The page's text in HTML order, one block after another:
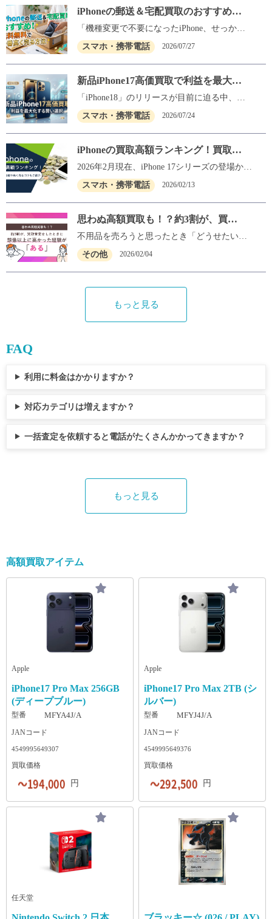
hone16が高く売れる場所はどこ？」と疑問に
思う方は非常に多いはずです。とくに、iPhon
e16（512GB）などの大容量モデルは元の端末
代金が高いため、売却先を一つ間違えるだけ
で数万円もの損をしてしまうケースも珍しく
ありません。 ネット上にはさまざまなiPhone1
6の高額買取ランキングがあふれていますが、
買取価格は日々激しく変動しているため、記
事に載っている過去の価格を鵜呑みにするの
は実はとても危険です。かといって、自分で1
店舗ずつiPhone16の買取比較をするのは、非
常に面倒で時間がかかりますよね。 そこで本
記事では、現在のiPhone16の容量別買取相場
をサクッと解説するとともに、面倒な比較や
交渉を一切せずに「今、あなたのiPhoneを一
番高く買い取ってくれる優良店」を1秒で見つ
ける裏ワザをご紹介します。 この記事を読め
ば、手間をかけずに最高値でiPhone16を売却
する方法がすぐにわかりますよ！ iPhone16を
売る相場はいくらですか？512GBなど容量別
の買取目安 iPhone16を売却するにあたって、
まず気になるのが「今、自分のモデルがいく
らで売れるのか」という具体的な相場ですよ
ね。 一般的に、スマホの買取価格は「本体の
まります。まずは現在の市場における全体的
2,000円前後 256GB 115,000円 〜 122,000円前
ジ） 新品・未使用品の相場 128GB 102,000円
円前後 512GB 115,000円 〜 137,000円前後 ※2
026年7月23日時点 iPhone16 Pro 容量（ストレ
00円前後 512GB 160,000円 〜 200,000円前後 1
TB 170,000円 〜 220,000円前後 ※2026年7月23
新品・未使用品の相場 256GB 150,000円 〜 19
モデルでも、状態が良ければ数千円以上の差
まで「現時点での平均的な目安」に過ぎませ
ん。 iPhone16（512GB）など大容量モデルは
高く売れる？ 結論から言うと、512GBなどの
大容量モデルは、128GBや256GBに比べて買
取金額が大幅に高くなります。 もともとの定
価が高いことに加え、動画撮影やアプリの普
及で大容量スマホの需要は常に高いため、買
取店側も積極的に高値で引き取りたい傾向に
際には以下の注意点もあります。 値下がり幅
が急激 新機種の流通や市場在庫の増加によっ
て、容量の大きいモデルほど買取相場が数千
円〜数万円単位で急落しやすい。 店舗ごとの
価格差が激しい 「大容量モデルを歓迎して高
く買う店」と「在庫リスクを恐れて安めに査
one16高額買取ランキングより最高値ナビの一
括比較が最強 ネットでiPhone16の高額買取ラ
ンキングと検索すると、おすすめの買取業者
をまとめた記事がたくさん出てきます。しか
し、それらの記事に載っている買取価格や順
位をそのまま信じて査定に出すのは、実はあ
まりおすすめできません。 本当に1円でも高
く、そしてラクに売りたいのであれば、一括
比較サイトツールである「最高値ナビ」を使
うのが最も賢い選択肢です。その圧倒的なメ
iPhoneの郵送＆宅配買取のおすすめ！
送料無料で一番高く売る方法
「機種変更で不要になったiPhone、せっかく
なら1円でも高く売りたいけれど、わざわざ店
舗に持っていくのは面倒くさい……」 とお悩
みではありませんか？ そんな方にピッタリな
のが、自宅にいながら手軽に現金化できる
「宅配（郵送）買取」です。 しかし、顔の見
えない郵送での買い取りでは、「送料や手数
料で結局損をしない？」「梱包はどうすれば
いいの？」といった不安もつきものですよ
ね。 そこで本記事では、数ある業者の中から
「送料無料」で「一番高く、安全に売る方
法」を徹底解説します。 高く売れる！「宅配
買取」のメリット 手数料0円！損しない「業
者の選び方」 減額回避！必須の「事前準備と
梱包手順」 この記事を読めば、初めての郵送
買取でも迷うことなく、一番お得かつ安全にi
Phoneを手放すことができます。さっそく、あ
なたにピッタリの売り方を見つけていきまし
ょう！ iPhone買取は宅配（郵送）で！「最高
値」の業者を探す方法 お住まいの地域に関わ
らず、全国で一番高く売れる場所を選べるの
が「宅配（郵送）買取」の最大のメリットで
傾向にあります。 しかし、数ある業者の中か
活用する 「少しでも高く売りたい！」と思っ
全国の優良業者がまとまっている比較サイト
です。モデルや容量ごとの相場を一覧でチェ
ックできるため、今どこにiPhoneの郵送買取
店舗に絞り込む どれだけ高い査定額が提示さ
れても、送料や手数料が自己負担だと最終的
な手元に残る金額（手取り）が減ってしまい
ます。そのため、iPhoneの買い取り送料無料
ット（段ボールや緩衝材）を自宅まで送って
心です。 実績やクチコミ（安全性）を確認し
て最終決定する 候補が絞れたら、最後にその
業者の実績を確認しましょう。iPhoneの買取
での郵送の取引は顔が見えない分、「専用ツ
ールでデータ消去を確実に行ってくれるか」
「査定から入金までのスピードは速いか」と
いった安全性が重要になります。大手の有名
店や、セキュリティ基準を満たしている業者
なら、大切なスマホも安心して任せられま
す。 一番高く売れる業者を今すぐチェック！
全国の優良なiPhone買取業者を比較や検討を
したい方は、以下の店舗一覧ページから、あ
なたにピッタリの「最高値」の業者を探して
を運ばなくても、今やiPhoneの買い取りを郵
送で依頼して手放すのが賢い選択として主流
になりつつあります。なぜ実店舗に持ち込む
よりもお得で便利なのか、その2つの大きな理
由を解説します。 自宅から一歩も出ずにすべ
て完結する iPhoneの買取宅配の最大の魅力
は、圧倒的な手軽さです。近くに買取店舗が
ない方や、日中忙しくて営業時間内にお店に
行けない方でも、24時間いつでもネットから
申し込みができます。 「自分で段ボールを用
意するのは面倒…」と、iPhoneの買取郵送や
スマホ・携帯電話 2026/07/27
新品iPhone17高価買取で利益を最大化
する賢い選択
「iPhone18」のリリースが目前に迫る中、あ
るいは発売直後の現在、手元にある新品の「i
Phone17」を「いつ売るのが正解？」「少しで
も高く売り抜けたい」とお悩みではないでし
ょうか？ 新型iPhone18の発売を控え、現行モ
デルの買取相場が1年で最も激しく変動する時
期を迎えています。とくに現在は、「新型が
出る前の今すぐ売るべきか」「それとも発表
を待つべきか」と売却のタイミングに悩む方
が急増しています。実は、発売前のこの判断
次第で、手元に入る現金が数万円単位で変わ
ってしまうことも珍しくありません。 そこで
本記事では、iPhone18の「発売前」である今
だからこそ知っておくべき最新の買取相場動
向を徹底解説。気になる新品iPhone17の容
量・カラー別の買取目安や、新型登場に伴う
ました。 新品iPhone17の買取価格相場とiPhon
て、日々激しい価格変動を見せています。 こ
落リスクについて詳しく解説します。これか
たい方や、iPhone17の買取関連の最新情報を
知りたい方は、相場が大きく崩れる前に現状
封のiPhone17は、依然として買取市場で非常
に高い需要を誇ります。買取価格の目安とし
て、以下の要素によってそれぞれ価格差が生
じるのが特徴です。 ストレージ容量（256G
（※2026年7月10日時点） 現時点での具体的
大容量モデルや、定番の人気カラーほど高値
がつきやすい傾向にあります。査定に出す際
は、ご自身の端末のスペック（容量・色）を
正確に把握し、複数の買取業者が提示する上
限価格を比較することが利益を出すための第
一歩です。 iPhone18発売による型落ち化と急
激な下落リスク iPhoneシリーズは、毎年秋の
新型リリース（発表〜発売）のタイミング
で、旧モデルの買取価格が急落するのが通例
です。iPhone18が正式に発売されれば、iPhone
17は「型落ち」扱いとなり、たとえ新品未開
封であっても市場価値は一段階下がってしま
います。発売前は『新型への買い替え資金』
として手放す人が急増し、市場が供給過多に
なりやすい時期です。一方、発売後は純粋に
す。そのため、売却を迷っている数週間〜数
ヶ月の間に、相場が数万円単位で下落してし
まうリスクが常に潜んでいる点に注意が必要
です。 利益を最大化する売却のベストタイミ
ング 結論から言うと、新品のiPhone17を最も
高く売るベストタイミングは「今すぐ」、つ
まりiPhone18の話題が本格化して相場が完全
に崩れ去る前です。もちろんiPhone18の発売
後であっても、新品であれば中古品に比べて
圧倒的な高値はつきますが、発売前の最高値
水準に戻ることはほぼありません。「もう少
スマホ・携帯電話 2026/07/24
iPhoneの買取高額ランキング！買取相
場や高く売るコツもご紹介
2026年2月現在、iPhone 17シリーズの登場から
半年が経過し、中古市場には「17」への買い
替えによる旧モデルの在庫が溢れ始めていま
す。そのため、業者間での価格競争が激化し
ており、売却先を一つ間違えるだけで3〜5万
円の損をするケースも珍しくありません。 本
記事では、iPhone買取業者の高額ランキング
に加え、機種別の買取相場や高く売るための
ポイントを解説します。あわせて、売却前に
行っておきたい準備や業者選びのポイントも
40,000円前後が目安 iPhone買取業者の高額ラ
り、慎重に比較することが大切です。 ここで
買取王子 買取王子は、年間査定点数が695万
取により、最大60,000円の増額が適用される
プラスアップキャンペーンが用意されてお
PadやMacBook、Apple Watchも「まとめて売
る」ことで真価を発揮する業者です。身の回
りのガジェットを総入れ替えしたい時の最適
解といえます。 また、WEB査定や電話査定に
す。データ消去も徹底して行われるため、安
スマホ・タブレット・中古PCの販売と買取を
行う業者です。1996年に創業し、東京・大
阪・名古屋・福岡など全国に実店舗を構え、
宅配買取にも対応しているのが特徴です。
『けっこう高い。』の看板通り、業界の基準
値を作る実力派です。他社で納得いかなかっ
た際の駆け込み寺として、常に相場の上限付
近を提示してくれます。 また、iPhoneやAndro
idスマホだけでなく、パソコンや周辺機器な
ど幅広い中古機器の買取にも対応していま
す。査定では商品の状態や付属品に応じた評
価があり、まとめ売りでも対応可能です。 ダ
やタブレットを中心に買取を行う業者として
高い評価を得ています。独自の販売ルートに
り、傷や使用感がある端末でも、価格が付き
やすい点が特徴です。 LINEを使って手軽に見
積もりを依頼でき、査定結果は翌日に届きま
す。宅配キットも迅速に発送されるため、ス
ムーズに取引を進められる点が魅力です。事
前査定サービスも用意されており、おおよそ
の買取金額を把握したうえで依頼できます。
ノジマ ノジマは、神奈川県横浜市に本社を構
え、関東を中心に店舗を展開している総合家
電専門店です。近年はWeb上でもスマートフ
ォンの買取サービスを開始しており、店頭買
スマホ・携帯電話 2026/02/13
思わぬ高額買取も！？約3割が、買取
査定をしたときに想像以上に高かった
経験が「ある」
不用品を売ろうと思ったとき「どうせたいし
た金額にはならないだろう」と期待せずに査
定に出した経験はありませんか？ 実は、査定
を受けてみると、想像以上の金額になること
うために買取査定をしたことがある」と回答
期間：2025年12月5日 ～ 12月10日 調査対象
全国の男女 有効回答：300サンプル 質問内
に高かった経験はありますか？ 質問2：​​それ
はどのような品物でしたか？（複数選択可）
点だと思いますか？ 質問5：その時の査定は
複数箇所に依頼しましたか？ 質問6：その理
由を教えてください。 ※原則として小数点以
下第2位を四捨五入し表記しているため、合計
以上に高かった経験はあるか聞いてみまし
じた人は29.7％と約3割にのぼりました。 多く
はないものの、実際に査定を受けたことで予
想外の価値に気づいたケースも一定数あるこ
とがわかります。 次に「買取査定をしたとき
に想像以上に高かった経験がある」と回答し
た方に、それはどのような品物だったか聞い
てみました。 想像以上に高額だった品物とし
て最も多かったのは「趣味用品」で24.7％で
類・ファッション小物」が続き、身早な持ち
物にも思わぬ価値があることがわかります。
想定よりどれくらい高値で売れましたか？ さ
らに、想定よりどれくらい高値で売れたのか
聞いてみました。 想定より高く売れた金額と
しては「1.1～1.3倍」「1.3～1.5倍」が多い一
ります。 高値で売れた理由はどのような点だ
と思うかを聞いてみたので、一部を紹介しま
す。 美品だった。（20代・女性） 祖父の遺産
の腕時計を売りましたが、ちゃんとしたブラ
ンドのものだったので、高く売れたんだと思
います。（30代・女性） 傷や破損がなかった
のが大きかったと感じる。（40代・男性） 使
用回数が少なくてブランド物だったから。（4
0代・女性） ゲームソフトだったのですが、
だいたい買値の20％くらいを想定していたけ
その他 2026/02/04
もっと見る
FAQ
利用に料金はかかりますか？
対応カテゴリは増えますか？
一括査定を依頼すると電話がたくさんかかってきますか？
もっと見る
高額買取アイテム
Apple
iPhone17 Pro Max 256GB
(ディープブルー)
型番 MFYA4J/A
JANコード
4549995649307
買取価格
円
Apple
iPhone17 Pro Max 2TB (シ
ルバー)
型番 MFYJ4J/A
JANコード
4549995649376
買取価格
円
任天堂